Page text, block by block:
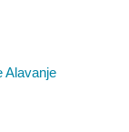
Alavanje